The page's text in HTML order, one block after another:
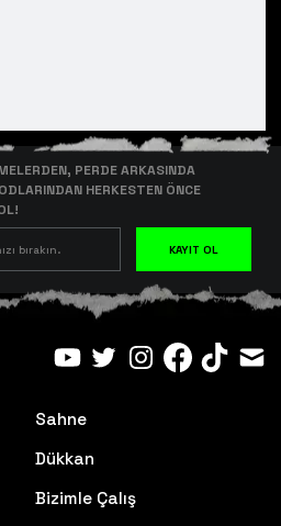
PERDE ARKASINDA
HERKESTEN ÖNCE
KAYIT OL
Sahne
Dükkan
Bizimle Çalış